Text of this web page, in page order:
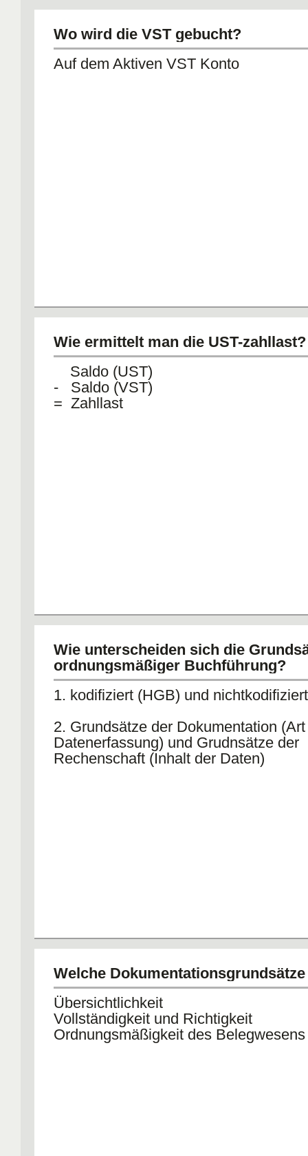
Wo wird die VST gebucht?
Auf dem Aktiven VST Konto
Wie ermittelt man die UST-zahllast?
Saldo (UST)
- Saldo (VST)
= Zahllast
Wie unterscheiden sich die
ordnungsmäßiger Buchführung?
1. kodifiziert (HGB) und nichtkodifiziert
2. Grundsätze der Dokumentation
Datenerfassung) und Grudnsätze der
Rechenschaft (Inhalt der Daten)
Welche
Übersichtlichkeit
Vollständigkeit und Richtigkeit
Ordnungsmäßigkeit des Belegwesens